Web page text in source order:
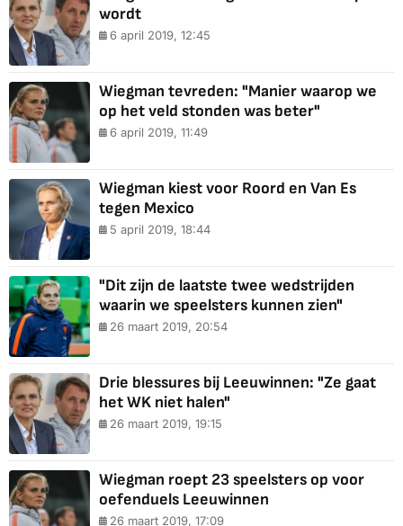
wordt
6 april 2019, 12:45
Wiegman tevreden: "Manier waarop we
op het veld stonden was beter"
6 april 2019, 11:49
Wiegman kiest voor Roord en Van Es
tegen Mexico
5 april 2019, 18:44
"Dit zijn de laatste twee wedstrijden
waarin we speelsters kunnen zien"
26 maart 2019, 20:54
Drie blessures bij Leeuwinnen: "Ze gaat
het WK niet halen"
26 maart 2019, 19:15
Wiegman roept 23 speelsters op voor
oefenduels Leeuwinnen
26 maart 2019, 17:09